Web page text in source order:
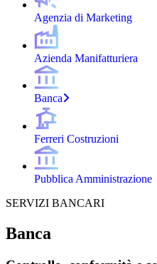
Agenzia di Marketing
Azienda Manifatturiera
Banca
Ferreri Costruzioni
Pubblica Amministrazione
SERVIZI BANCARI
Banca